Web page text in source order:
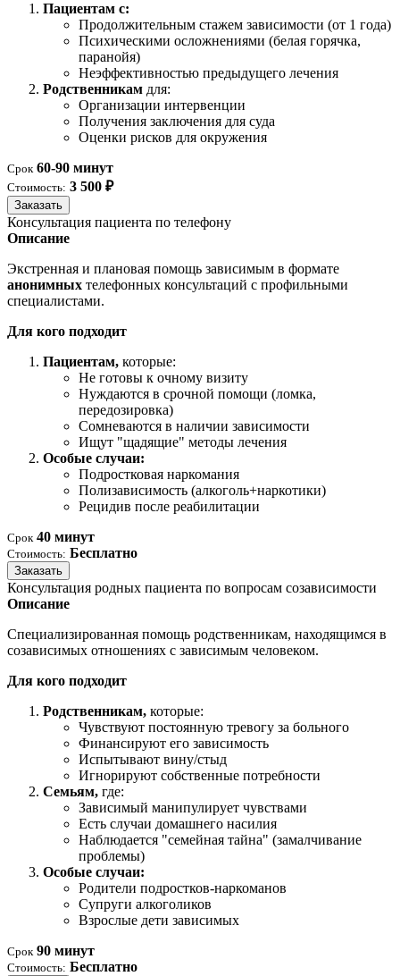
Пациентам с:
Продолжительным стажем зависимости (от 1 года)
Психическими осложнениями (белая горячка,
паранойя)
Неэффективностью предыдущего лечения
Родственникам для:
Организации интервенции
Получения заключения для суда
Оценки рисков для окружения
Срок 60-90 минут
Стоимость: 3 500 ₽
Заказать
Консультация пациента по телефону
Описание
Экстренная и плановая помощь зависимым в формате
анонимных телефонных консультаций с профильными
специалистами.
Для кого подходит
Пациентам, которые:
Не готовы к очному визиту
Нуждаются в срочной помощи (ломка,
передозировка)
Сомневаются в наличии зависимости
Ищут "щадящие" методы лечения
Особые случаи:
Подростковая наркомания
Полизависимость (алкоголь+наркотики)
Рецидив после реабилитации
Срок 40 минут
Стоимость: Бесплатно
Заказать
Консультация родных пациента по вопросам созависимости
Описание
Специализированная помощь родственникам, находящимся в
созависимых отношениях с зависимым человеком.
Для кого подходит
Родственникам, которые:
Чувствуют постоянную тревогу за больного
Финансируют его зависимость
Испытывают вину/стыд
Игнорируют собственные потребности
Семьям, где:
Зависимый манипулирует чувствами
Есть случаи домашнего насилия
Наблюдается "семейная тайна" (замалчивание
проблемы)
Особые случаи:
Родители подростков-наркоманов
Супруги алкоголиков
Взрослые дети зависимых
Срок 90 минут
Стоимость: Бесплатно